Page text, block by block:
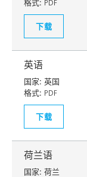
格式: PDF
下载
英语
国家: 英国
格式: PDF
下载
荷兰语
国家: 荷兰